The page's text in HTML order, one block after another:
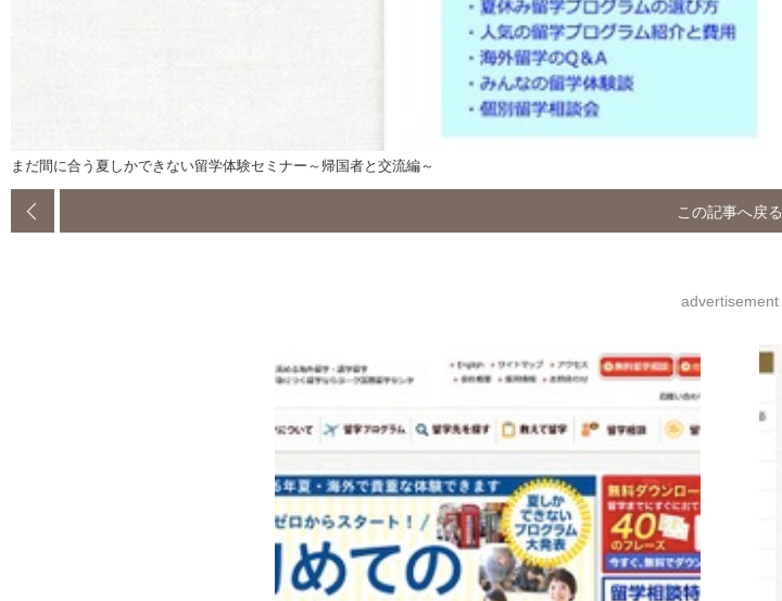
まだ間に合う夏しかできない留学体験セミナー～帰国者と交流編～
この記事へ戻る
advertisement